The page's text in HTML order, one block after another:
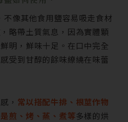
像其他食用鹽容易吸走食材
略帶土質氣息，因為實體顆
明，鮮味十足。在口中完全
受到甘醇的餘味繚繞在味蕾
， 常以搭配牛排、根莖作物
煎、烤、蒸、煮等多樣的烘